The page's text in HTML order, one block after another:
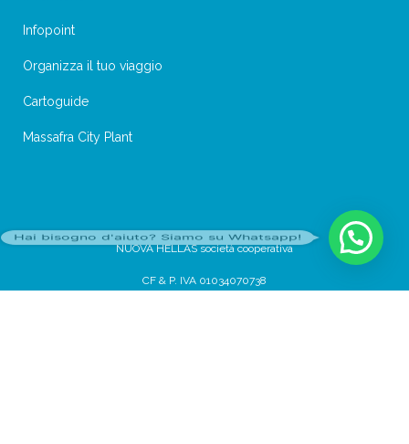
Infopoint
Organizza il tuo viaggio
Cartoguide
Massafra City Plant
NUOVA HELLAS società cooperativa
CF & P. IVA 01034070738
Hai bisogno d'aiuto? Siamo su Whatsapp!